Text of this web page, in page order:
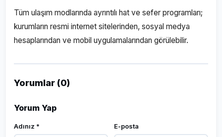
Tüm ulaşım modlarında ayrıntılı hat ve sefer programları;
kurumların resmi internet sitelerinden, sosyal medya
hesaplarından ve mobil uygulamalarından görülebilir.
Yorumlar (0)
Yorum Yap
Adınız * E-posta